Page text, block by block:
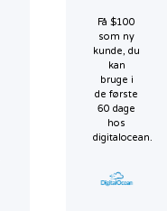
Få $100
som ny
kunde, du
kan
bruge i
de første
60 dage
hos
digitalocean.